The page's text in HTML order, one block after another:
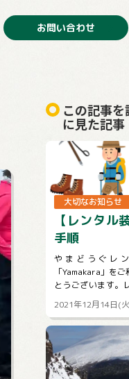
お問い合わせ
この記事
に見た記事
大切なお知らせ
【レンタル
手順
やまどうぐレ
「Yamakara」を
とうございます。
の、装備の登録・
明させていただき
ツ...
2021年12月14日(